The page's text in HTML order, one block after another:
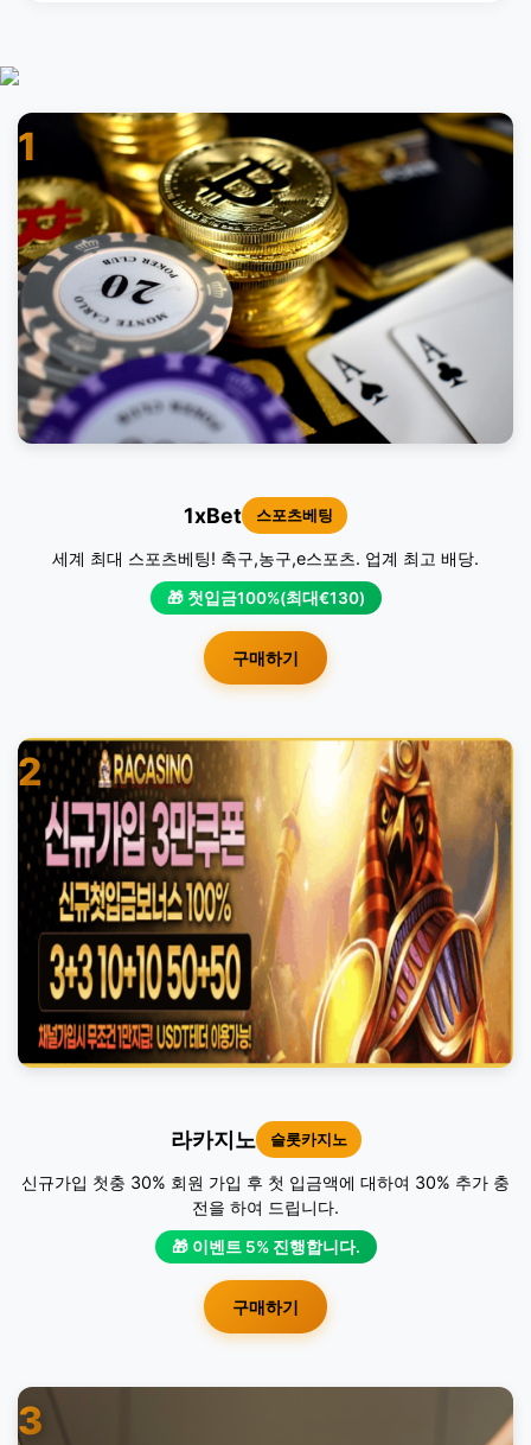
1
1xBet 스포츠베팅
세계 최대 스포츠베팅! 축구,농구,e스포츠. 업계 최고 배당.
🎁 첫입금100%(최대€130)
구매하기
2
라카지노 슬롯카지노
신규가입 첫충 30% 회원 가입 후 첫 입금액에 대하여 30% 추가 충
전을 하여 드립니다.
🎁 이벤트 5% 진행합니다.
구매하기
3